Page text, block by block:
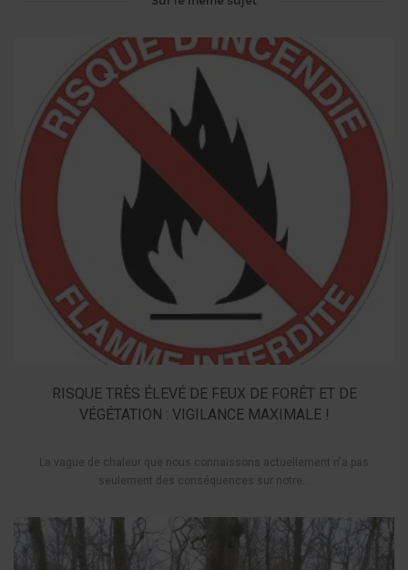
RISQUE TRÈS ÉLEVÉ DE FEUX DE FORÊT ET DE
VÉGÉTATION : VIGILANCE MAXIMALE !
La vague de chaleur que nous connaissons actuellement n'a pas
seulement des conséquences sur notre...